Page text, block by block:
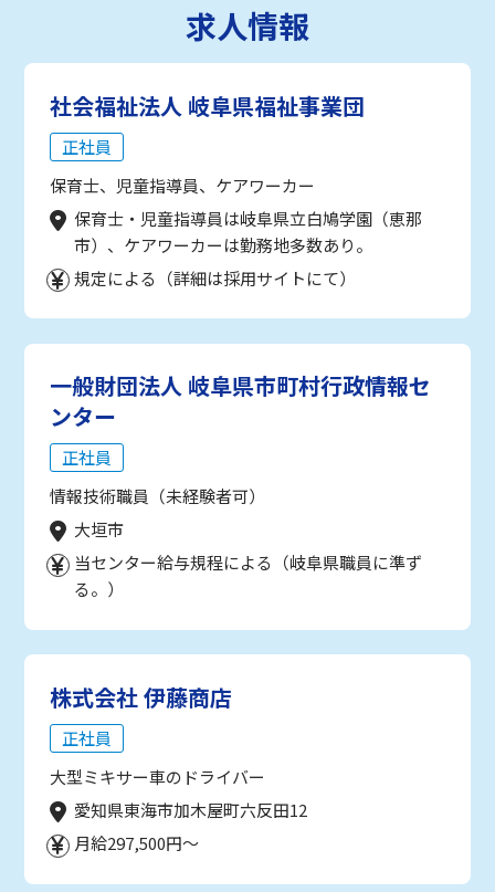
求人情報
社会福祉法人 岐阜県福祉事業団
正社員
保育士、児童指導員、ケアワーカー
保育士・児童指導員は岐阜県立白鳩学園（恵那
市）、ケアワーカーは勤務地多数あり。
規定による（詳細は採用サイトにて）
一般財団法人 岐阜県市町村行政情報セ
ンター
正社員
情報技術職員（未経験者可）
大垣市
当センター給与規程による（岐阜県職員に準ず
る。）
株式会社 伊藤商店
正社員
大型ミキサー車のドライバー
愛知県東海市加木屋町六反田12
月給297,500円～